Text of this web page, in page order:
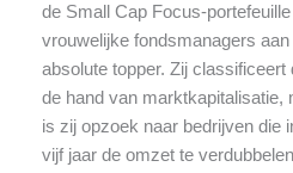
de Small Cap Focus-
vrouwelijke fondsmanagers aan
absolute topper. Zij
de hand van marktkapitalisatie,
is zij opzoek naar bedrijven die
vijf jaar de omzet te